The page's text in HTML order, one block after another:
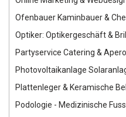
Ofenbauer Kaminbauer &
Optiker: Optikergeschäft &
Partyservice Catering & Apero
Photovoltaikanlage
Plattenleger & Keramische
Podologie - Medizinische